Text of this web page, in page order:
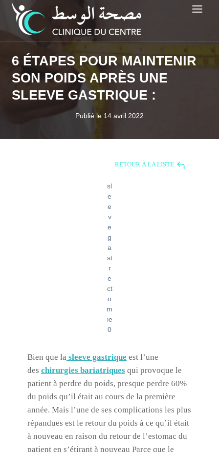
Aller
contenu
6 ÉTAPES POUR MAINTENIR
SON POIDS APRÈS UNE
SLEEVE GASTRIQUE :
Publié le 14 avril 2022
RETOUR À LA LISTE
sl
e
e
v
e
g
a
st
r
e
ct
o
m
ie
0
Bien que la sleeve gastrique est l’une
des chirurgies bariatriques qui provoque le
patient à perdre du poids, presque perdre 60%
du poids qu’il était au cours de la première
année. Mais l’une de ses complications les plus
répandues est le retour du poids à ce qu’il était
à nouveau en raison du retour de l’estomac du
patient en s’étirant à nouveau Parce que le